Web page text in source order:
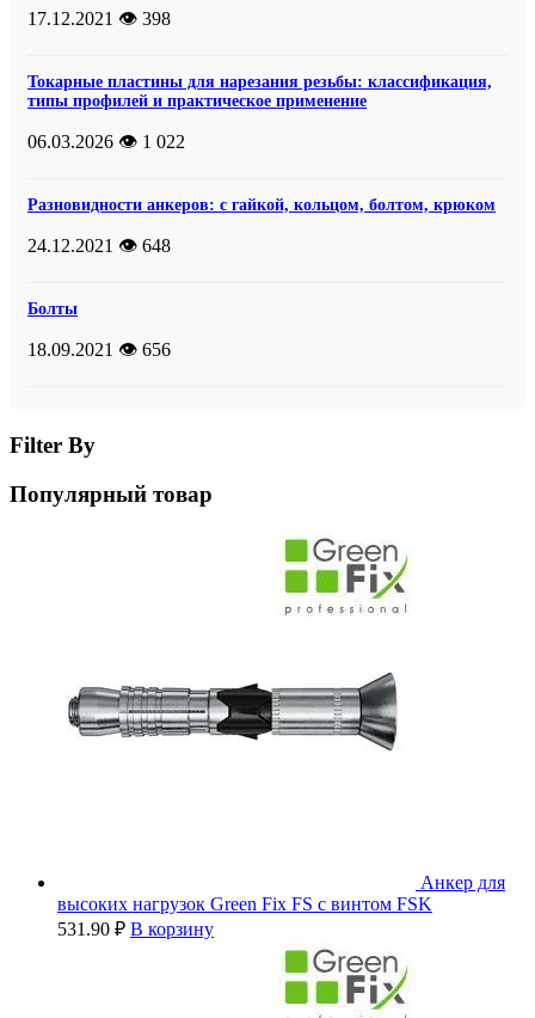
17.12.2021 👁️ 398
Токарные пластины для нарезания резьбы: классификация,
типы профилей и практическое применение
06.03.2026 👁️ 1 022
Разновидности анкеров: с гайкой, кольцом, болтом, крюком
24.12.2021 👁️ 648
Болты
18.09.2021 👁️ 656
Filter By
Популярный товар
Анкер для
высоких нагрузок Green Fix FS с винтом FSK
531.90 ₽ В корзину